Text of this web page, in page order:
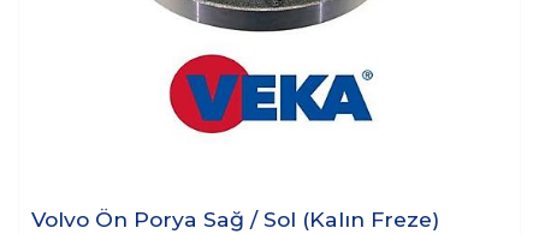
Volvo Ön Porya Sağ / Sol (Kalın Freze)